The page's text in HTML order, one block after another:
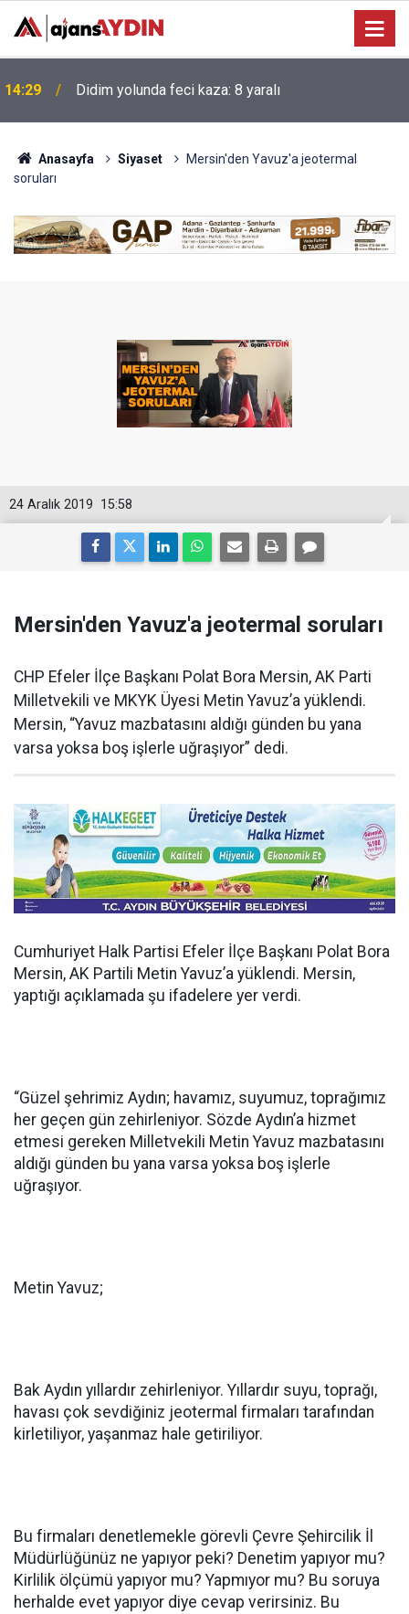
14:08
Manisa'da yolcu otobüsü kamyona çarptı: 1 ölü, 7
yaralı
Anasayfa Siyaset
Mersin'den Yavuz'a jeotermal
soruları
15:58
24 Aralık 2019
Mersin'den Yavuz'a jeotermal soruları
CHP Efeler İlçe Başkanı Polat Bora Mersin, AK Parti
Milletvekili ve MKYK Üyesi Metin Yavuz’a yüklendi.
Mersin, “Yavuz mazbatasını aldığı günden bu yana
varsa yoksa boş işlerle uğraşıyor” dedi.
Cumhuriyet Halk Partisi Efeler İlçe Başkanı Polat Bora
Mersin, AK Partili Metin Yavuz’a yüklendi. Mersin,
yaptığı açıklamada şu ifadelere yer verdi.
“Güzel şehrimiz Aydın; havamız, suyumuz, toprağımız
her geçen gün zehirleniyor. Sözde Aydın’a hizmet
etmesi gereken Milletvekili Metin Yavuz mazbatasını
aldığı günden bu yana varsa yoksa boş işlerle
uğraşıyor.
Metin Yavuz;
Bak Aydın yıllardır zehirleniyor. Yıllardır suyu, toprağı,
havası çok sevdiğiniz jeotermal firmaları tarafından
kirletiliyor, yaşanmaz hale getiriliyor.
Bu firmaları denetlemekle görevli Çevre Şehircilik İl
Müdürlüğünüz ne yapıyor peki? Denetim yapıyor mu?
Kirlilik ölçümü yapıyor mu? Yapmıyor mu? Bu soruya
herhalde evet yapıyor diye cevap verirsiniz. Bu